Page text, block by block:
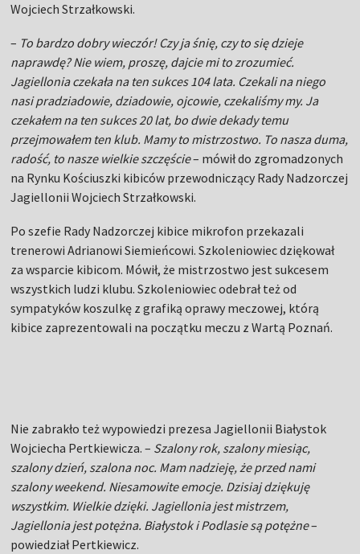
Wojciech Strzałkowski.
– To bardzo dobry wieczór! Czy ja śnię, czy to się dzieje
naprawdę? Nie wiem, proszę, dajcie mi to zrozumieć.
Jagiellonia czekała na ten sukces 104 lata. Czekali na niego
nasi pradziadowie, dziadowie, ojcowie, czekaliśmy my. Ja
czekałem na ten sukces 20 lat, bo dwie dekady temu
przejmowałem ten klub. Mamy to mistrzostwo. To nasza duma,
radość, to nasze wielkie szczęście– mówił do zgromadzonych
na Rynku Kościuszki kibiców przewodniczący Rady Nadzorczej
Jagiellonii Wojciech Strzałkowski.
Po szefie Rady Nadzorczej kibice mikrofon przekazali
trenerowi Adrianowi Siemieńcowi. Szkoleniowiec dziękował
za wsparcie kibicom. Mówił, że mistrzostwo jest sukcesem
wszystkich ludzi klubu. Szkoleniowiec odebrał też od
sympatyków koszulkę z grafiką oprawy meczowej, którą
kibice zaprezentowali na początku meczu z Wartą Poznań.
Nie zabrakło też wypowiedzi prezesa Jagiellonii Białystok
Wojciecha Pertkiewicza. – Szalony rok, szalony miesiąc,
szalony dzień, szalona noc. Mam nadzieję, że przed nami
szalony weekend. Niesamowite emocje. Dzisiaj dziękuję
wszystkim. Wielkie dzięki. Jagiellonia jest mistrzem,
Jagiellonia jest potężna. Białystok i Podlasie są potężne–
powiedział Pertkiewicz.